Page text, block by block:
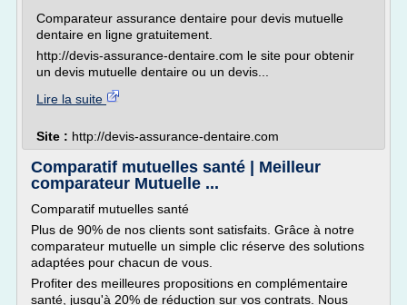
Comparateur assurance dentaire pour devis mutuelle
dentaire en ligne gratuitement.
http://devis-assurance-dentaire.com le site pour obtenir
un devis mutuelle dentaire ou un devis...
Lire la suite
Site : http://devis-assurance-dentaire.com
Comparatif mutuelles santé | Meilleur
comparateur Mutuelle ...
Comparatif mutuelles santé
Plus de 90% de nos clients sont satisfaits. Grâce à notre
comparateur mutuelle un simple clic réserve des solutions
adaptées pour chacun de vous.
Profiter des meilleures propositions en complémentaire
santé, jusqu'à 20% de réduction sur vos contrats. Nous